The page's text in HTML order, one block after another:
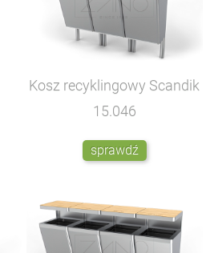
Kosz recyklingowy Scandik
15.046
sprawdź